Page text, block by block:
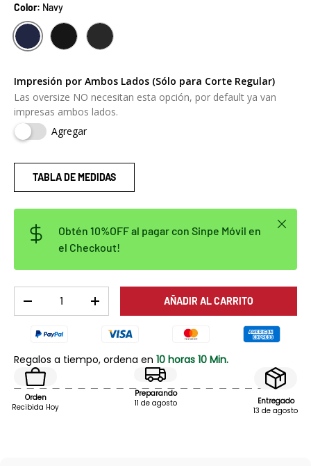
Color: Navy
NAVY SOLID BLACKCHARCOAL GREY
Impresión por Ambos Lados (Sólo para Corte Regular)
Las oversize NO necesitan esta opción, por default ya van
impresas ambos lados.
Agregar
TABLA DE MEDIDAS
Obtén 10%OFF al pagar con Sinpe Móvil en
el Checkout!
Cerrar
DISMINUIR CANTIDADAUMENTAR LA CANTIDADAÑADIR AL CARRITO
Regalos a tiempo, ordena en 10 horas 10 Min.
Orden
Recibida Hoy
Preparando
11 de agosto
Entregado
13 de agosto